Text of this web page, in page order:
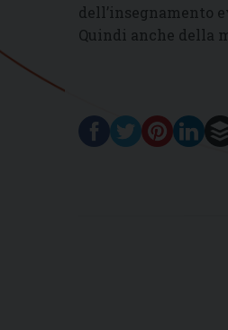
dell’insegnamento
Quindi anche della